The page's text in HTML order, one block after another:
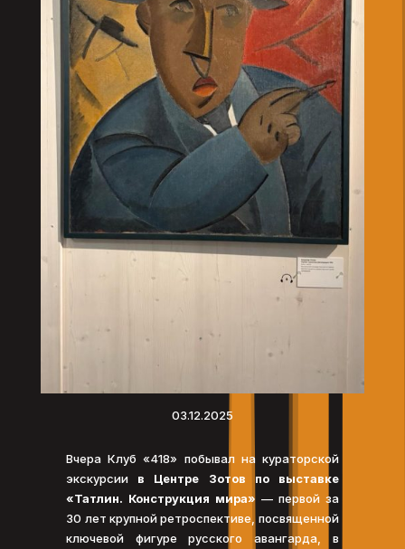
03.12.2025
Вчера Клуб «418» побывал на кураторской
экскурсии в Центре Зотов по выставке
«Татлин. Конструкция мира» — первой за
30 лет крупной ретроспективе, посвященной
ключевой фигуре русского авангарда, в